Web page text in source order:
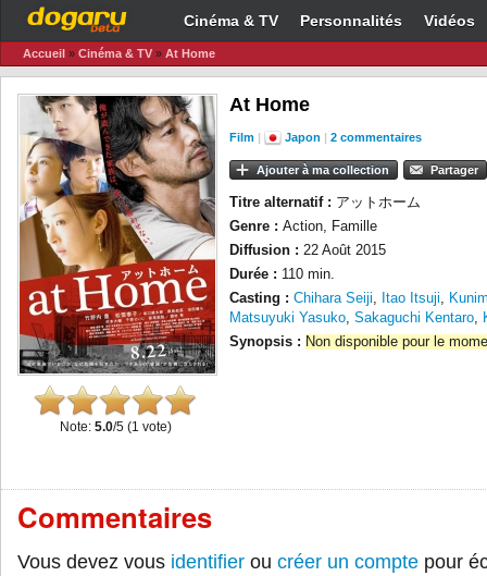
Cinéma & TV Personnalités Vidéos
Accueil » Cinéma & TV » At Home
Note: 5.0/5 (1 vote)
At Home
Film | Japon | 2 commentaires
Ajouter à ma collection Partager
Titre alternatif : アットホーム
Genre : Action, Famille
Diffusion : 22 Août 2015
Durée : 110 min.
Casting : Chihara Seiji, Itao Itsuji,
Matsuyuki Yasuko, Sakaguchi Kentaro,
Synopsis : Non disponible pour le
Commentaires
Vous devez vous identifier ou créer un compte pour